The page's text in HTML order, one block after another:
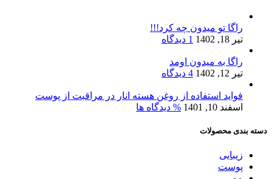
راگا تو میدون چه کرد!!!
تیر 18, 1402
1 دیدگاه
راگا به میدون اومد
تیر 12, 1402
4 دیدگاه
فواید استفاده از روغن هسته انار در مراقبت از پوست
اسفند 10, 1401
% دیدگاه ها
دسته بندی محصولات
زیبایی
پوست